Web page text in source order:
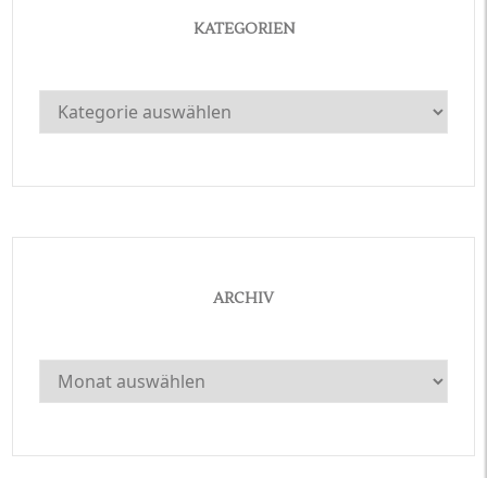
KATEGORIEN
Kategorien
ARCHIV
Archiv